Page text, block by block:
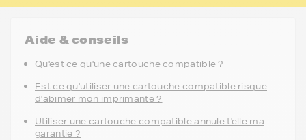
Aide & conseils
Qu'est ce qu'une cartouche compatible ?
Est ce qu'utiliser une cartouche compatible risque
d'abimer mon imprimante ?
Utiliser une cartouche compatible annule t'elle ma
garantie ?